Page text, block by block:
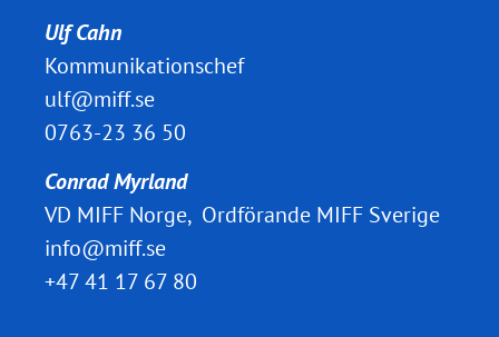
Ulf Cahn
Kommunikationschef
ulf@miff.se
0763-23 36 50
Conrad Myrland
VD MIFF Norge, Ordförande MIFF Sverige
info@miff.se
+47 41 17 67 80